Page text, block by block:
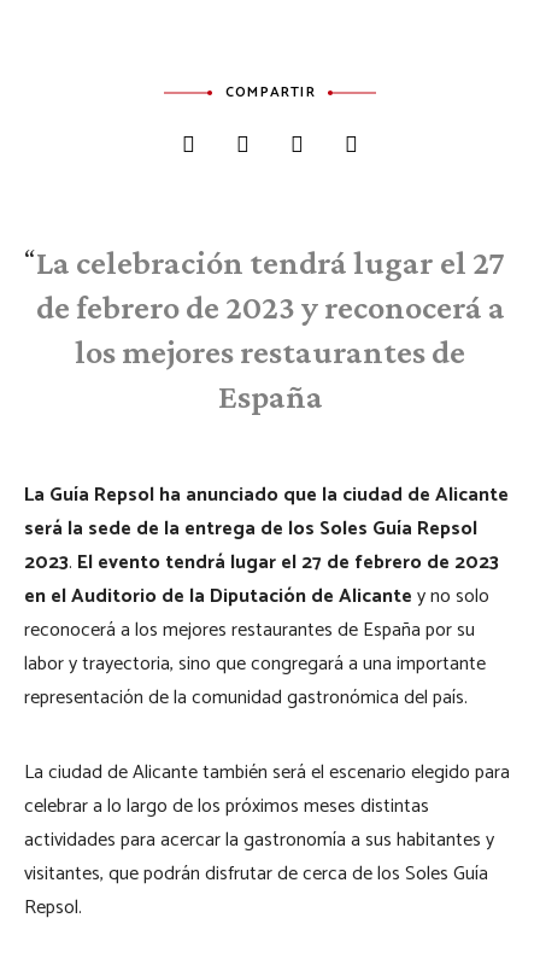
COMPARTIR
La celebración tendrá lugar el 27
de febrero de 2023 y reconocerá a
los mejores restaurantes de
España
La Guía Repsol ha anunciado que la ciudad de Alicante
será la sede de la entrega de los Soles Guía Repsol
2023. El evento tendrá lugar el 27 de febrero de 2023
en el Auditorio de la Diputación de Alicantey no solo
reconocerá a los mejores restaurantes de España por su
labor y trayectoria, sino que congregará a una importante
representación de la comunidad gastronómica del país.
La ciudad de Alicante también será el escenario elegido para
celebrar a lo largo de los próximos meses distintas
actividades para acercar la gastronomía a sus habitantes y
visitantes, que podrán disfrutar de cerca de los Soles Guía
Repsol.